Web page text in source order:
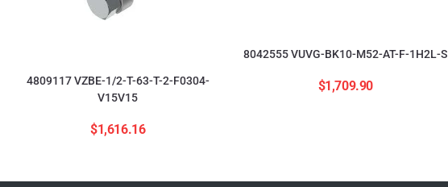
4809117 VZBE-1/2-T-63-T-2-F0304-
V15V15
$1,616.16
8042555 VUVG-BK10-M52-AT-F-1H2L-S
$1,709.90